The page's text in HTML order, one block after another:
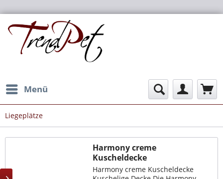
Menü
Liegeplätze
Harmony creme
Kuscheldecke
Harmony creme Kuscheldecke